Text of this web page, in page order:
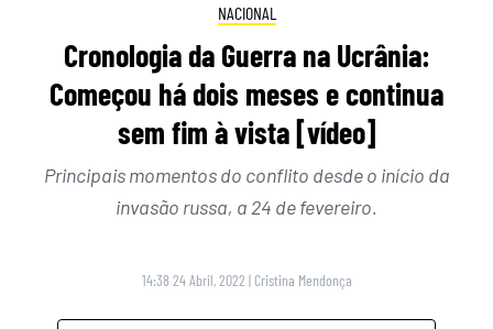
NACIONAL
Cronologia da Guerra na Ucrânia:
Começou há dois meses e continua
sem fim à vista [vídeo]
Principais momentos do conflito desde o início da
invasão russa, a 24 de fevereiro.
14:38 24 Abril, 2022 | Cristina Mendonça